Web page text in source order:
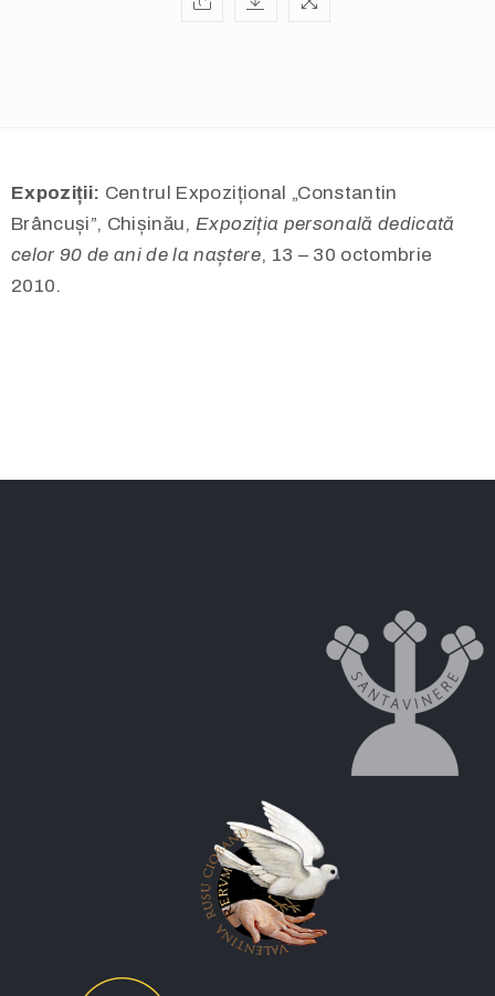
Expoziții: Centrul Expozițional „Constantin
Brâncuși”, Chișinău,Expoziția personală dedicată
celor 90 de ani de la naștere, 13 – 30 octombrie
2010.